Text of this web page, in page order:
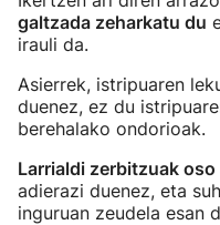
galtzada zeharkatu du
irauli da.
Asierrek, istripuaren
duenez, ez du
berehalako ondorioak.
Larrialdi zerbitzuak
adierazi duenez, eta
inguruan zeudela esan